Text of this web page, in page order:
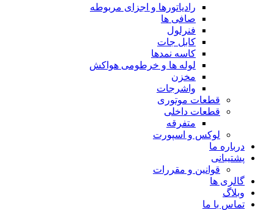
رادیاتورها و اجزای مربوطه
صافی ها
فنرلول
کابل جات
کاسه نمدها
لوله ها و خرطومی هواکش
مخزن
واشرجات
قطعات موتوری
قطعات داخلی
متفرقه
لوکس و اسپورت
درباره ما
پشتیبانی
قوانین و مقررات
گالری ها
وبلاگ
تماس با ما